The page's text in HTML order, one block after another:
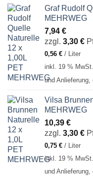
Graf Rudolf
MEHRWEG
7,94 €
zzgl. 3,30 €
0,56 € / Liter
inkl. 19 % MwSt.
und
Vilsa
MEHRWEG
10,39 €
zzgl. 3,30 €
0,75 € /
Liter
inkl. 19 % MwSt.
und